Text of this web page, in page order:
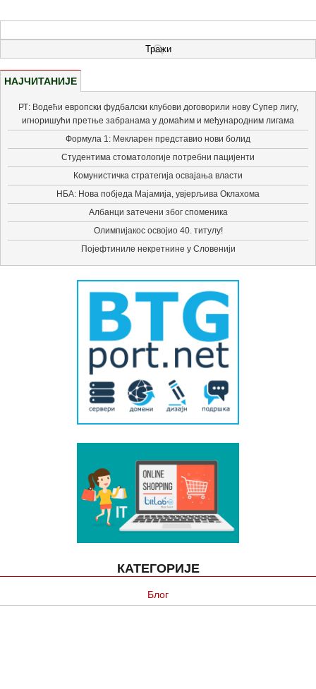
НАЈЧИТАНИЈЕ
РТ: Водећи европски фудбалски клубови договорили нову Супер лигу,
игноришући претње забранама у домаћим и међународним лигама
Формула 1: Мекларен представио нови болид
Студентима стоматологије потребни пацијенти
Комунистичка стратегија освајања власти
НБА: Нова побједа Мајамија, увјерљива Оклахома
Албанци затечени због споменика
Олимпијакос освојио 40. титулу!
Појефтиниле некретнине у Словенији
КАТЕГОРИЈЕ
Блог